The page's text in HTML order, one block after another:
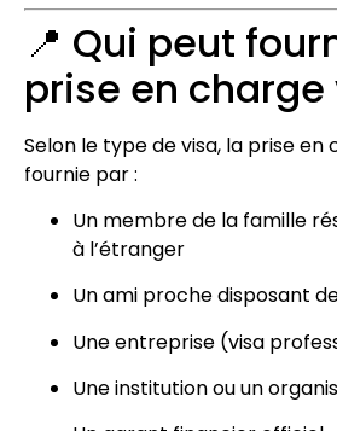
📍 Qui peut
prise en charge
Selon le type de visa, la prise
fournie par :
Un membre de la famille
à l’étranger
Un ami proche disposant
Une entreprise (visa
Une institution ou un